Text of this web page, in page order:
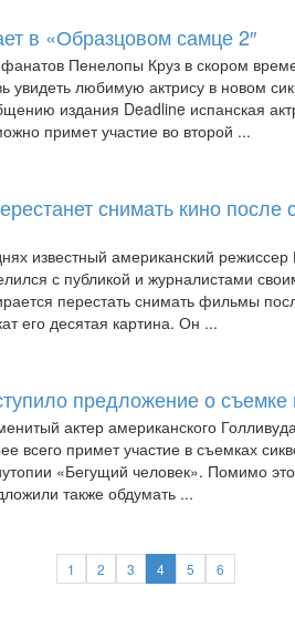
в «Образцовом самце 2″
Пенелопы Круз в скором
увидеть любимую актрису в новом
издания Deadline испанская
примет участие во второй ...
снимать кино после
известный американский режиссер
с публикой и журналистами
перестать снимать фильмы
его десятая картина. Он ...
предложение о съемке
актер американского
всего примет участие в съемках
«Бегущий человек». Помимо
также обдумать ...
1 2 3 4 5 6